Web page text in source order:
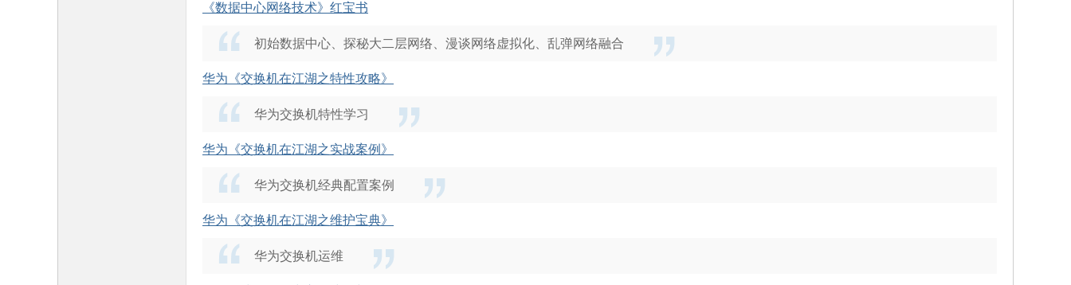
《数据中心网络技术》红宝书
初始数据中心、探秘大二层网络、漫谈网络虚拟化、乱弹网络融合
华为《交换机在江湖之特性攻略》
华为交换机特性学习
华为《交换机在江湖之实战案例》
华为交换机经典配置案例
华为《交换机在江湖之维护宝典》
华为交换机运维